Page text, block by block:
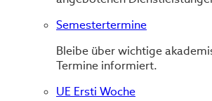
Semestertermine
Bleibe über wichtige
Termine informiert.
UE Ersti Woche